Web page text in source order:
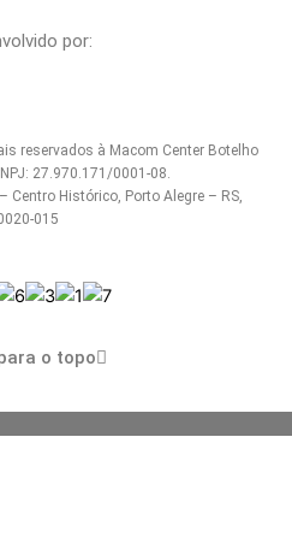
por:
reservados à Macom Center Botelho
27.970.171/0001-08.
Centro Histórico, Porto Alegre – RS,
015
o topo